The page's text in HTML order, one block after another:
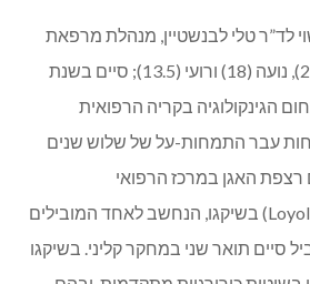
לבנשטיין (52), נשוי לד”ר טלי לבנשטיין, מנהלת מרפאת
בונן חיפה, ואב לאיתי (22), נועה (18) ורועי (13.5); סיים בשנת
הגינקולוגיה בקריה הרפואית
עבר התמחות-על של שלוש שנים
רצפת האגן במרכז הרפואי
האוניברסיטאי לויולה (Loyola) בשיקגו, הנחשב לאחד המובילים
סיים תואר שני במחקר קליני. בשיקגו